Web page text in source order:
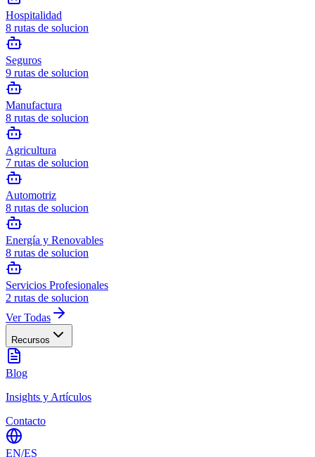
Hospitalidad
8 rutas de solucion
Seguros
9 rutas de solucion
Manufactura
8 rutas de solucion
Agricultura
7 rutas de solucion
Automotriz
8 rutas de solucion
Energía y Renovables
8 rutas de solucion
Servicios Profesionales
2 rutas de solucion
Ver Todas
Recursos
Blog
Insights y Artículos
Contacto
EN/ES